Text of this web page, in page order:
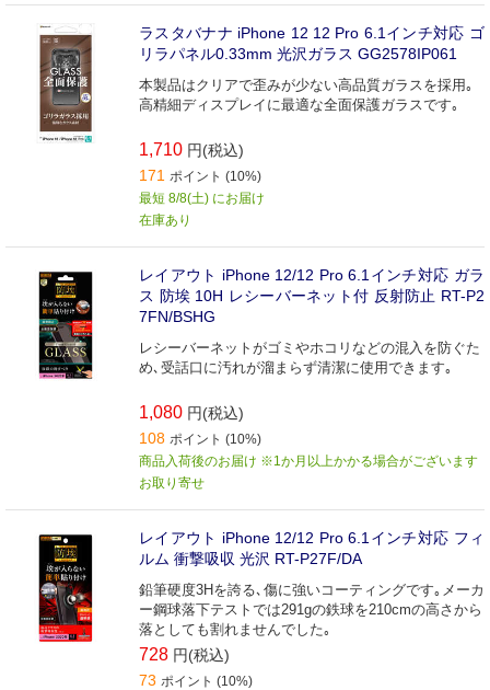
ラスタバナナ iPhone 12 12 Pro 6.1インチ対応 ゴ
リラパネル0.33mm 光沢ガラス GG2578IP061
本製品はクリアで歪みが少ない高品質ガラスを採用｡
高精細ディスプレイに最適な全面保護ガラスです｡
1,710 円(税込)
171 ポイント (10%)
最短 8/8(土) にお届け
在庫あり
レイアウト iPhone 12/12 Pro 6.1インチ対応 ガラ
ス 防埃 10H レシーバーネット付 反射防止 RT-P2
7FN/BSHG
レシーバーネットがゴミやホコリなどの混入を防ぐた
め､受話口に汚れが溜まらず清潔に使用できます｡
1,080 円(税込)
108 ポイント (10%)
商品入荷後のお届け ※1か月以上かかる場合がございます
お取り寄せ
レイアウト iPhone 12/12 Pro 6.1インチ対応 フィ
ルム 衝撃吸収 光沢 RT-P27F/DA
鉛筆硬度3Hを誇る､傷に強いコーティングです｡メーカ
ー鋼球落下テストでは291gの鉄球を210cmの高さから
落としても割れませんでした｡
728 円(税込)
73 ポイント (10%)